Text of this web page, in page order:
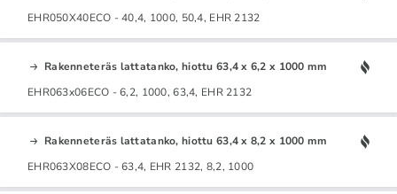
EHR050X40ECO - 40,4, 1000, 50,4, EHR 2132
Rakenneteräs lattatanko, hiottu 63,4 x 6,2 x 1000 mm
EHR063x06ECO - 6,2, 1000, 63,4, EHR 2132
Rakenneteräs lattatanko, hiottu 63,4 x 8,2 x 1000 mm
EHR063X08ECO - 63,4, EHR 2132, 8,2, 1000